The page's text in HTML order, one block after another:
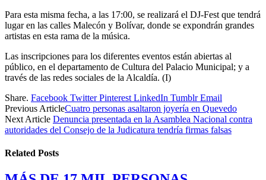
Para esta misma fecha, a las 17:00, se realizará el DJ-Fest que tendrá
lugar en las calles Malecón y Bolívar, donde se expondrán grandes
artistas en esta rama de la música.
Las inscripciones para los diferentes eventos están abiertas al
público, en el departamento de Cultura del Palacio Municipal; y a
través de las redes sociales de la Alcaldía. (I)
Share. Facebook Twitter Pinterest LinkedIn Tumblr Email
Previous ArticleCuatro personas asaltaron joyería en Quevedo
Next Article Denuncia presentada en la Asamblea Nacional contra
autoridades del Consejo de la Judicatura tendría firmas falsas
Related Posts